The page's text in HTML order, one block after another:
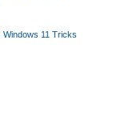
Windows 11 Tricks